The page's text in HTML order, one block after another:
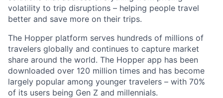
volatility to trip disruptions – helping people travel
better and save more on their trips.
The Hopper platform serves hundreds of millions of
travelers globally and continues to capture market
share around the world. The Hopper app has been
downloaded over 120 million times and has become
largely popular among younger travelers – with 70%
of its users being Gen Z and millennials.